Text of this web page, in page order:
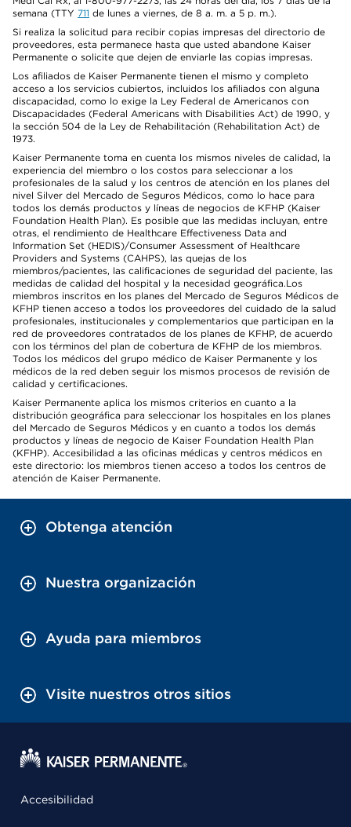
semana (TTY 711 de lunes a viernes, de 8 a. m. a 5 p. m.).
Si realiza la solicitud para recibir copias impresas del directorio de
proveedores, esta permanece hasta que usted abandone Kaiser
Permanente o solicite que dejen de enviarle las copias impresas.
Los afiliados de Kaiser Permanente tienen el mismo y completo
acceso a los servicios cubiertos, incluidos los afiliados con alguna
discapacidad, como lo exige la Ley Federal de Americanos con
Discapacidades (Federal Americans with Disabilities Act) de 1990, y
la sección 504 de la Ley de Rehabilitación (Rehabilitation Act) de
1973.
Kaiser Permanente toma en cuenta los mismos niveles de calidad, la
experiencia del miembro o los costos para seleccionar a los
profesionales de la salud y los centros de atención en los planes del
nivel Silver del Mercado de Seguros Médicos, como lo hace para
todos los demás productos y líneas de negocios de KFHP (Kaiser
Foundation Health Plan). Es posible que las medidas incluyan, entre
otras, el rendimiento de Healthcare Effectiveness Data and
Information Set (HEDIS)/Consumer Assessment of Healthcare
Providers and Systems (CAHPS), las quejas de los
miembros/pacientes, las calificaciones de seguridad del paciente, las
medidas de calidad del hospital y la necesidad geográfica.Los
miembros inscritos en los planes del Mercado de Seguros Médicos de
KFHP tienen acceso a todos los proveedores del cuidado de la salud
profesionales, institucionales y complementarios que participan en la
red de proveedores contratados de los planes de KFHP, de acuerdo
con los términos del plan de cobertura de KFHP de los miembros.
Todos los médicos del grupo médico de Kaiser Permanente y los
médicos de la red deben seguir los mismos procesos de revisión de
calidad y certificaciones.
Kaiser Permanente aplica los mismos criterios en cuanto a la
distribución geográfica para seleccionar los hospitales en los planes
del Mercado de Seguros Médicos y en cuanto a todos los demás
productos y líneas de negocio de Kaiser Foundation Health Plan
(KFHP). Accesibilidad a las oficinas médicas y centros médicos en
este directorio: los miembros tienen acceso a todos los centros de
atención de Kaiser Permanente.
Obtenga atención
Nuestra organización
Ayuda para miembros
Visite nuestros otros sitios
Accesibilidad